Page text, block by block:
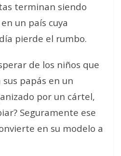
terminan siendo
un país cuya
pierde el rumbo.
de los niños que
papás en un
por un cártel,
Seguramente ese
en su modelo a